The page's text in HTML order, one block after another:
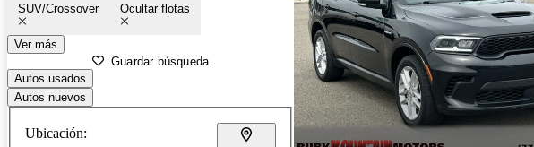
SUV/Crossover Ocultar flotas
Ver más
Guardar búsqueda
Autos usados
Autos nuevos
Ubicación: